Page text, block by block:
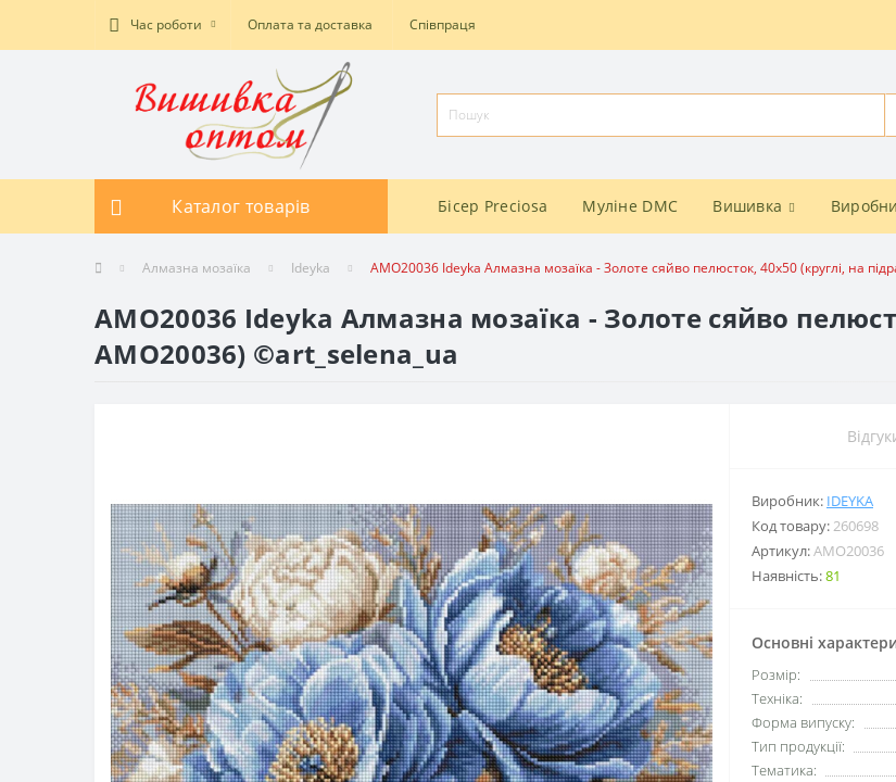
Час роботи Оплата та доставка Співпраця
Каталог товарів Бісер Preciosa Муліне DMC Вишивка
Алмазна мозаїка Ideyka AMO20036 Ideyka Алмазна мозаїка - Золоте сяйво пелюсток, 40х50 (круглі, на
AMO20036 Ideyka Алмазна мозаїка - Золоте сяйво
AMO20036) ©art_selena_ua
Виробник: IDEYKA
Код товару:260698
Артикул:AMO20036
Наявність:81
Основні
Розмір:
Техніка:
Форма випуску:
Тип продукції:
Тематика: